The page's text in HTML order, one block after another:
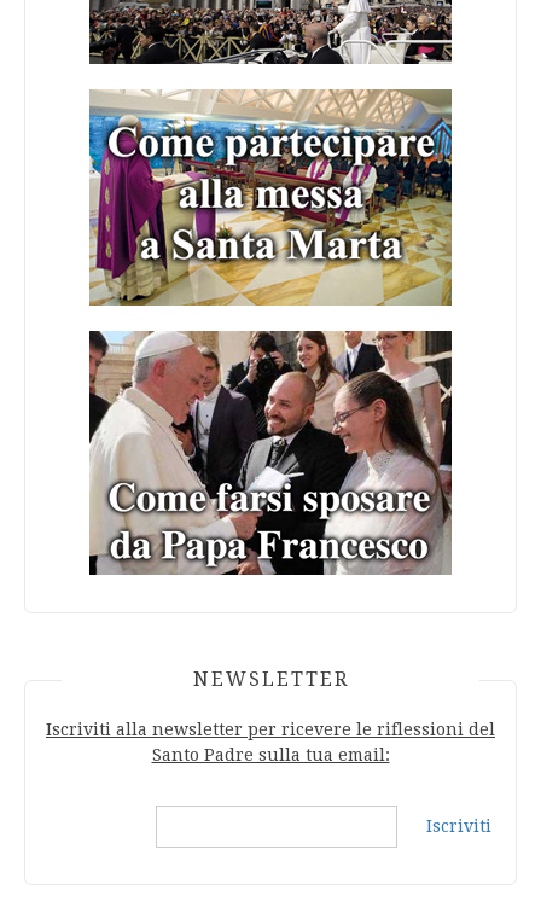
NEWSLETTER
Iscriviti alla newsletter per ricevere le riflessioni del
Santo Padre sulla tua email:
Iscriviti